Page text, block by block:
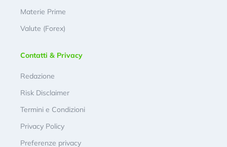
Materie Prime
Valute (Forex)
Contatti & Privacy
Redazione
Risk Disclaimer
Termini e Condizioni
Privacy Policy
Preferenze privacy